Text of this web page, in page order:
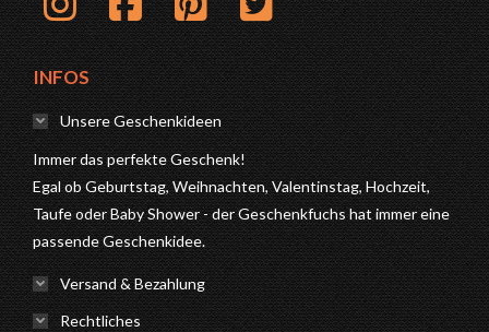
INFOS
Unsere Geschenkideen
Immer das perfekte Geschenk!
Egal ob Geburtstag, Weihnachten, Valentinstag, Hochzeit,
Taufe oder Baby Shower - der Geschenkfuchs hat immer eine
passende Geschenkidee.
Versand & Bezahlung
Rechtliches